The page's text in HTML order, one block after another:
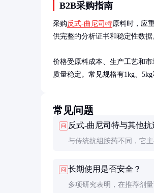
B2B采购指南
采购反式-曲尼司特原料时，应
供完整的分析证书和稳定性数据
价格受原料成本、生产工艺和
质量稳定。常见规格有1kg、
常见问题
问 反式-曲尼司特与其他
与传统抗组胺药不同，它
制使其在预防过敏症状方面
问 长期使用是否安全？
多项研究表明，在推荐剂